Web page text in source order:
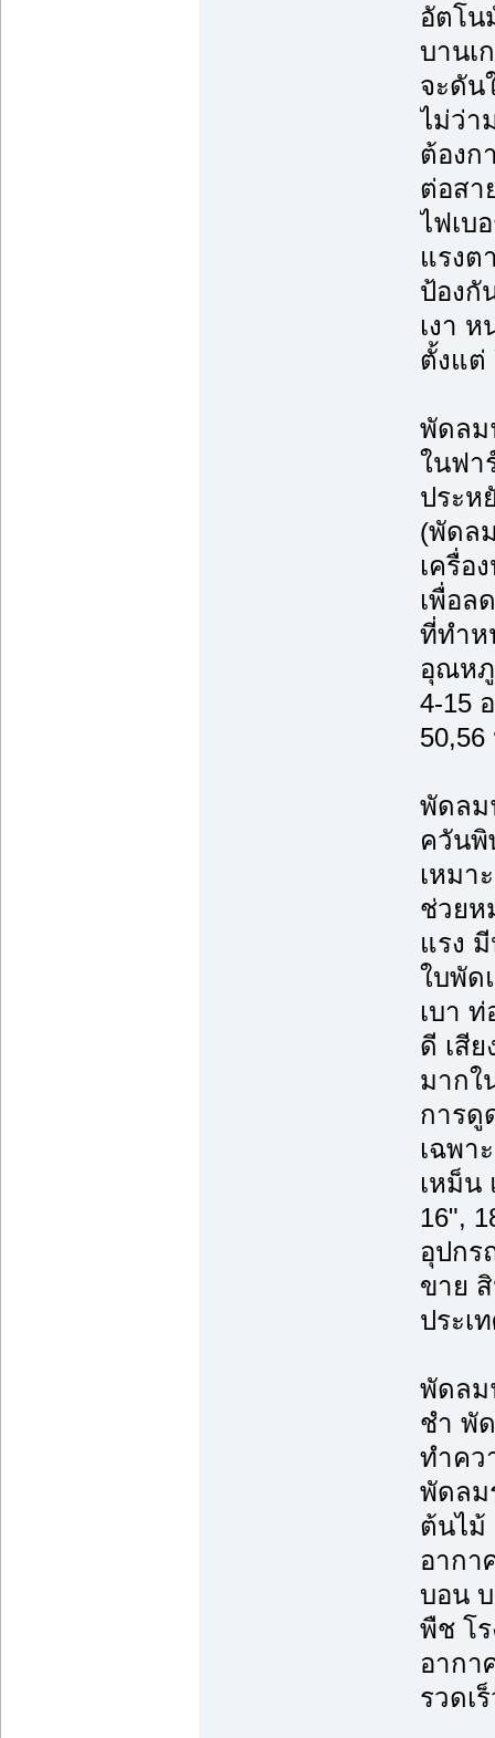
อัตโน
บานเ
จะดัน
ไม่ว่า
ต้องก
ต่อสา
ไฟเบ
แรงต
ป้องกั
เงา
ตั้งแต่
พัดลม
ในฟา
ประห
(พัดล
เครื่อ
เพื่อล
ที่ทำห
อุณห
4-15
50,56
พัดลม
ควัน
เหมา
ช่วยห
แรง
ใบพัด
เบา
ดี เสี
มากใ
การดู
เฉพา
เหม็น
16",
อุปกร
ขาย
ประเ
พัดลม
ชำ พั
ทำคว
พัดลม
ต้นไม้
อากา
บอน
พืช โ
อากา
รวดเ